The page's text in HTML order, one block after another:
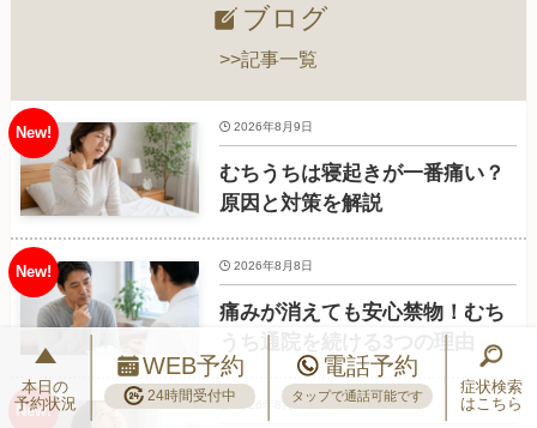
ブログ
>>記事一覧
むちうちは寝起きが一番痛い？
原因と対策を解説
2026年8月9日
痛みが消えても安心禁物！むち
うち通院を続ける3つの理由
2026年8月8日
2026年8月7日
本日の
予約状況
WEB予約
24時間受付中
電話予約
タップで通話可能です
症状検索
はこちら